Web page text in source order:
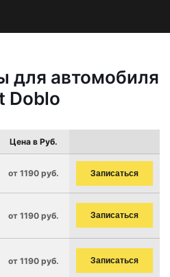
для автомобиля
Doblo
Цена в Руб.
от 1190 руб. Записаться
от 1190 руб. Записаться
от 1190 руб. Записаться